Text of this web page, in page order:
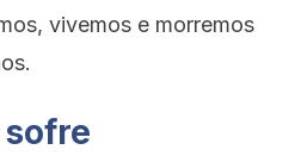
vivemos e morremos
sofre